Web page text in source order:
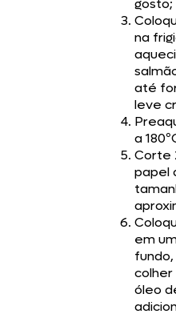
gosto;
na
até
leve
a
Corte
papel
em
óleo